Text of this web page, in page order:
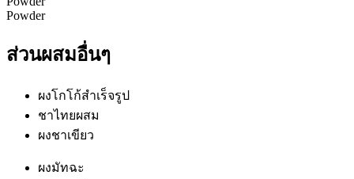
Powder
ส่วนผสมอื่นๆ
ผงโกโก้สำเร็จรูป
ชาไทยผสม
ผงชาเขียว
ผงมัทฉะ